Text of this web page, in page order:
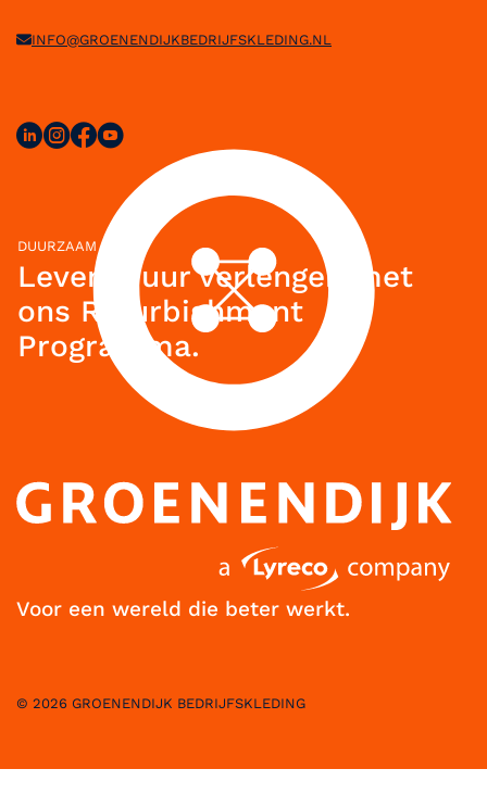
DUURZAAM
Levensduur verlengen met
ons Refurbishment
Programma.
INFO@GROENENDIJKBEDRIJFSKLEDING.NL
Voor een wereld die beter werkt.
© 2026 GROENENDIJK BEDRIJFSKLEDING